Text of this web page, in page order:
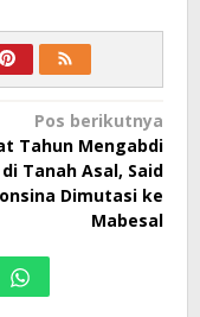
Pos berikutnya
Tahun Mengabdi
di Tanah Asal, Said
Dimutasi ke
Mabesal